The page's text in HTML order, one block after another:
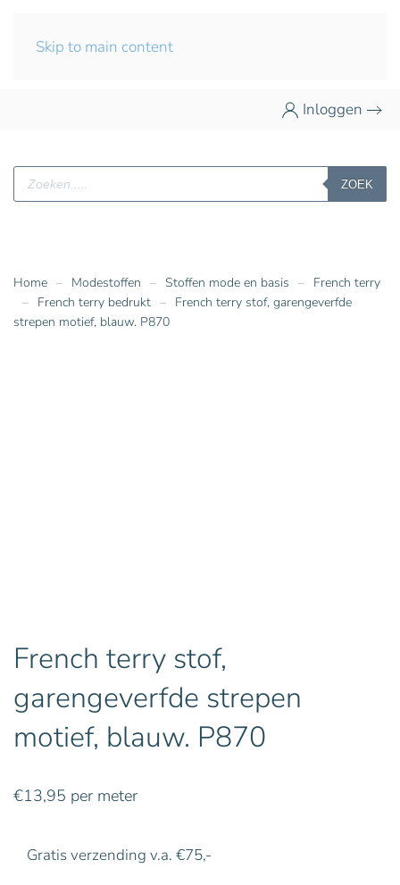
Skip to main content
Inloggen
Producten
zoeken
ZOEK
Home Modestoffen Stoffen mode en basis
French terry
French terry bedrukt
French terry stof, garengeverfde
strepen motief, blauw. P870
French terry stof,
garengeverfde strepen
motief, blauw. P870
€13,95 per meter
Gratis verzending v.a. €75,-